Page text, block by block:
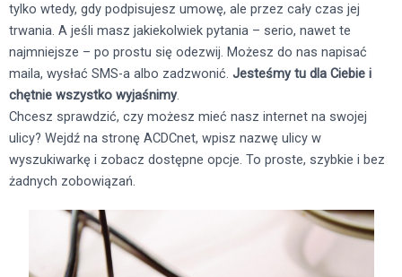
tylko wtedy, gdy podpisujesz umowę, ale przez cały czas jej
trwania. A jeśli masz jakiekolwiek pytania – serio, nawet te
najmniejsze – po prostu się odezwij. Możesz do nas napisać
maila, wysłać SMS-a albo zadzwonić. Jesteśmy tu dla Ciebie i
chętnie wszystko wyjaśnimy.
Chcesz sprawdzić, czy możesz mieć nasz internet na swojej
ulicy? Wejdź na stronę ACDCnet, wpisz nazwę ulicy w
wyszukiwarkę i zobacz dostępne opcje. To proste, szybkie i bez
żadnych zobowiązań.